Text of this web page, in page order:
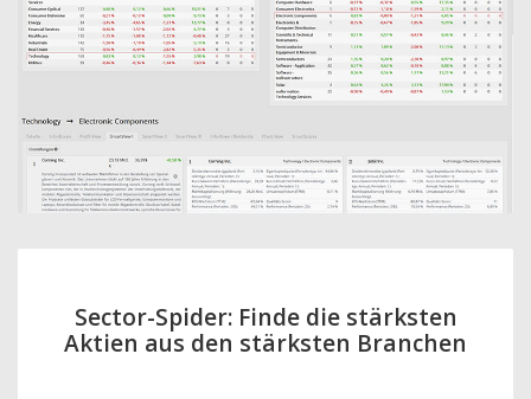
Sector-Spider: Finde die stärksten
Aktien aus den stärksten Branchen